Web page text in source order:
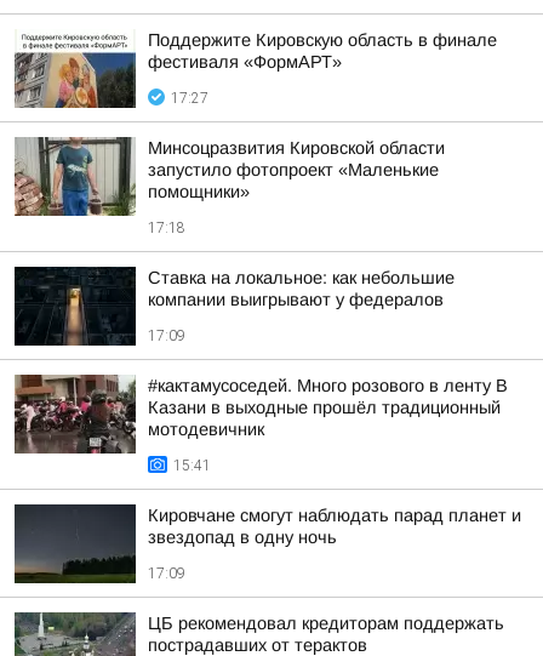
Поддержите Кировскую область в финале
фестиваля «ФормАРТ»
17:27
Минсоцразвития Кировской области
запустило фотопроект «Маленькие
помощники»
17:18
Ставка на локальное: как небольшие
компании выигрывают у федералов
17:09
#кактамусоседей. Много розового в ленту В
Казани в выходные прошёл традиционный
мотодевичник
15:41
Кировчане смогут наблюдать парад планет и
звездопад в одну ночь
17:09
ЦБ рекомендовал кредиторам поддержать
пострадавших от терактов